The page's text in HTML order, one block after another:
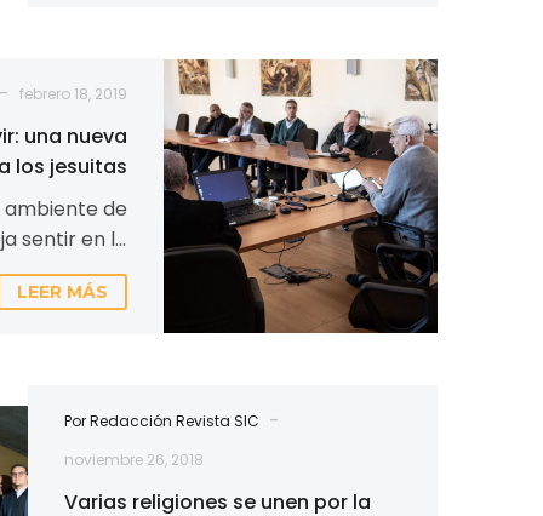
Listos
para
servir:
una
nueva
misión
para
los
jesuitas
- febrero 18, 2019
una nueva
los jesuitas
ambiente de
sentir en la
jesuitas en
Se debe a…
LEER MÁS
Por Redacción Revista SIC -
noviembre 26, 2018
Varias religiones se unen por la